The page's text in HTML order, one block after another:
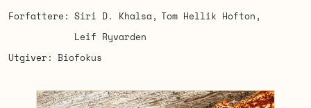
Forfattere Siri D. Khalsa
Tom Hellik Hofton
Leif Ryvarden
Utgiver
Biofokus